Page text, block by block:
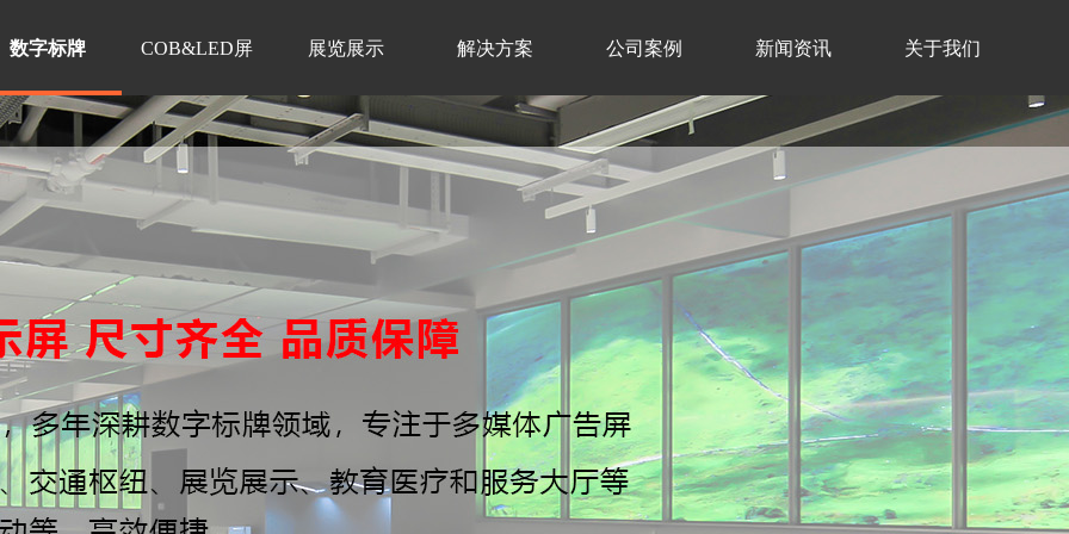
数字标牌 COB&LED屏 展览展示 解决方案 公司案例 新闻资讯 关于我们